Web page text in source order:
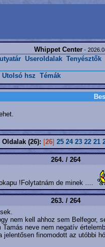
Whippet Center -
Useroldalak Tenyésztők
Utolsó hsz Témák
Oldalak (26): [26] 25 24 23 22 21
264. / 264
!Folytatnám de minek ....
263. / 264
nem kell ahhoz sem Belfegor,
neve nem negatív
jelentősen finomodott az utóbbi